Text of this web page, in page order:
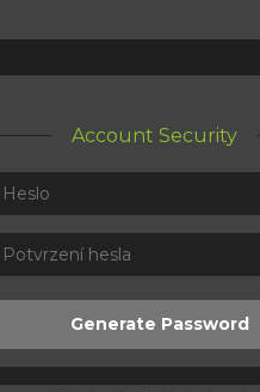
Account Security
Generate Password